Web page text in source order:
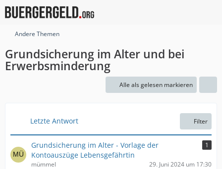
Andere Themen
Grundsicherung im Alter und bei
Erwerbsminderung
Alle als gelesen markieren
Letzte Antwort Filter
Grundsicherung im Alter - Vorlage der
Kontoauszüge Lebensgefährtin
1
mümmel 29. Juni 2024 um 17:30